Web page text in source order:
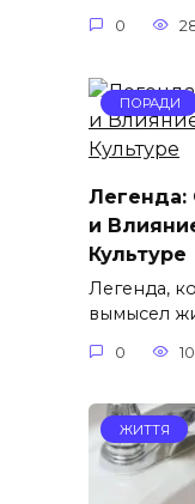
0
ПОРАДИ
Легенда:
и
Культуре
Легенда,
вымысел
0 10
ЖИТТЯ